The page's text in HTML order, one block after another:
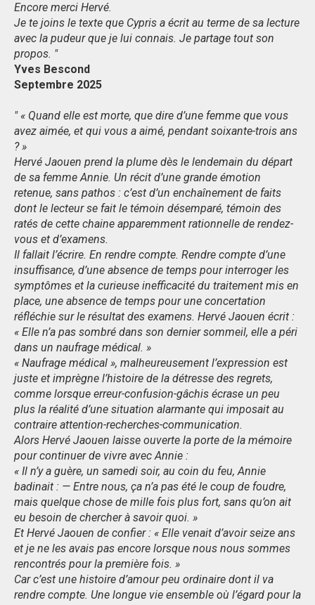
Encore merci Hervé.
Je te joins le texte que Cypris a écrit au terme de sa lecture
avec la pudeur que je lui connais. Je partage tout son
propos. "
Yves Bescond
Septembre 2025
" « Quand elle est morte, que dire d’une femme que vous
avez aimée, et qui vous a aimé, pendant soixante-trois ans
? »
Hervé Jaouen prend la plume dès le lendemain du départ
de sa femme Annie. Un récit d’une grande émotion
retenue, sans pathos : c’est d’un enchaînement de faits
dont le lecteur se fait le témoin désemparé, témoin des
ratés de cette chaine apparemment rationnelle de rendez-
vous et d’examens.
Il fallait l’écrire. En rendre compte. Rendre compte d’une
insuffisance, d’une absence de temps pour interroger les
symptômes et la curieuse inefficacité du traitement mis en
place, une absence de temps pour une concertation
réfléchie sur le résultat des examens. Hervé Jaouen écrit :
« Elle n’a pas sombré dans son dernier sommeil, elle a péri
dans un naufrage médical. »
« Naufrage médical », malheureusement l’expression est
juste et imprègne l’histoire de la détresse des regrets,
comme lorsque erreur-confusion-gâchis écrase un peu
plus la réalité d’une situation alarmante qui imposait au
contraire attention-recherches-communication.
Alors Hervé Jaouen laisse ouverte la porte de la mémoire
pour continuer de vivre avec Annie :
« Il n’y a guère, un samedi soir, au coin du feu, Annie
badinait : — Entre nous, ça n’a pas été le coup de foudre,
mais quelque chose de mille fois plus fort, sans qu’on ait
eu besoin de chercher à savoir quoi. »
Et Hervé Jaouen de confier : « Elle venait d’avoir seize ans
et je ne les avais pas encore lorsque nous nous sommes
rencontrés pour la première fois. »
Car c’est une histoire d’amour peu ordinaire dont il va
rendre compte. Une longue vie ensemble où l’égard pour la